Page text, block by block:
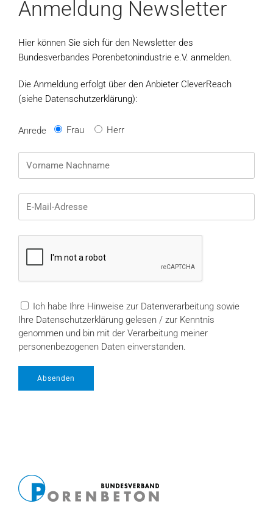
Anmeldung Newsletter
Hier können Sie sich für den Newsletter des
Bundesverbandes Porenbetonindustrie e.V. anmelden.
Die Anmeldung erfolgt über den Anbieter CleverReach
(siehe Datenschutzerklärung):
Anrede Frau Herr
Ich habe Ihre Hinweise zur Datenverarbeitung sowie
Ihre Datenschutzerklärung gelesen / zur Kenntnis
genommen und bin mit der Verarbeitung meiner
personenbezogenen Daten einverstanden.
Absenden